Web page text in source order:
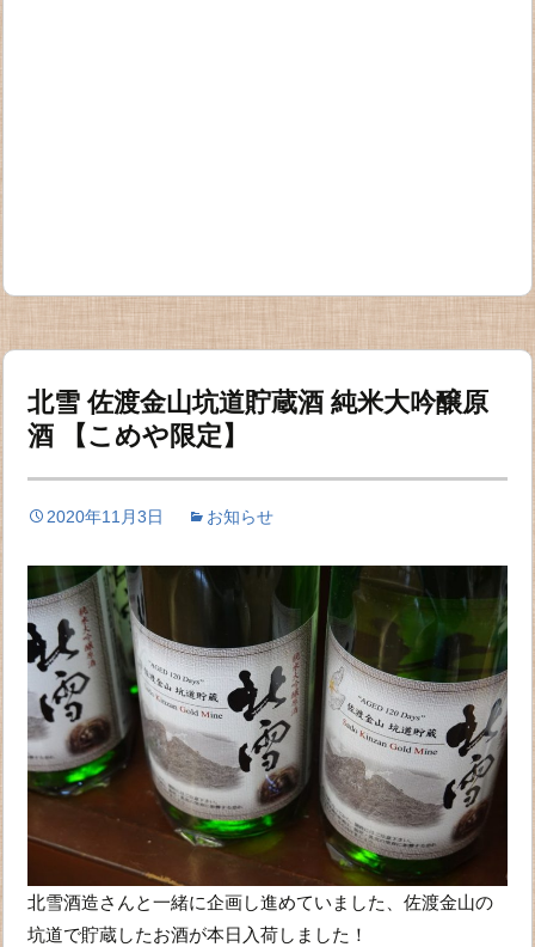
北雪 佐渡金山坑道貯蔵酒 純米大吟醸原
酒 【こめや限定】
2020年11月3日 お知らせ
北雪酒造さんと一緒に企画し進めていました、佐渡金山の
坑道で貯蔵したお酒が本日入荷しました！